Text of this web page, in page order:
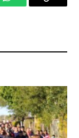
WhatsAppCopy